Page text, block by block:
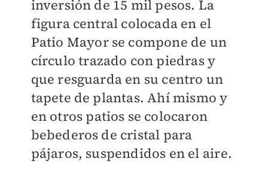
inversión de 15 mil pesos. La
figura central colocada en el
Patio Mayor se compone de un
círculo trazado con piedras y
que resguarda en su centro un
tapete de plantas. Ahí mismo y
en otros patios se colocaron
bebederos de cristal para
pájaros, suspendidos en el aire.